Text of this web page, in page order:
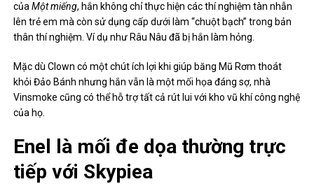
củaMột miếng, hắn không chỉ thực hiện các thí nghiệm tàn nhẫn
lên trẻ em mà còn sử dụng cấp dưới làm “chuột bạch” trong bản
thân thí nghiệm. Ví dụ như Râu Nâu đã bị hắn làm hỏng.
Mặc dù Clown có một chút ích lợi khi giúp băng Mũ Rơm thoát
khỏi Đảo Bánh nhưng hắn vẫn là một mối họa đáng sợ, nhà
Vinsmoke cũng có thể hỗ trợ tất cả rút lui với kho vũ khí công nghệ
của họ.
Enel là mối đe dọa thường trực
tiếp với Skypiea